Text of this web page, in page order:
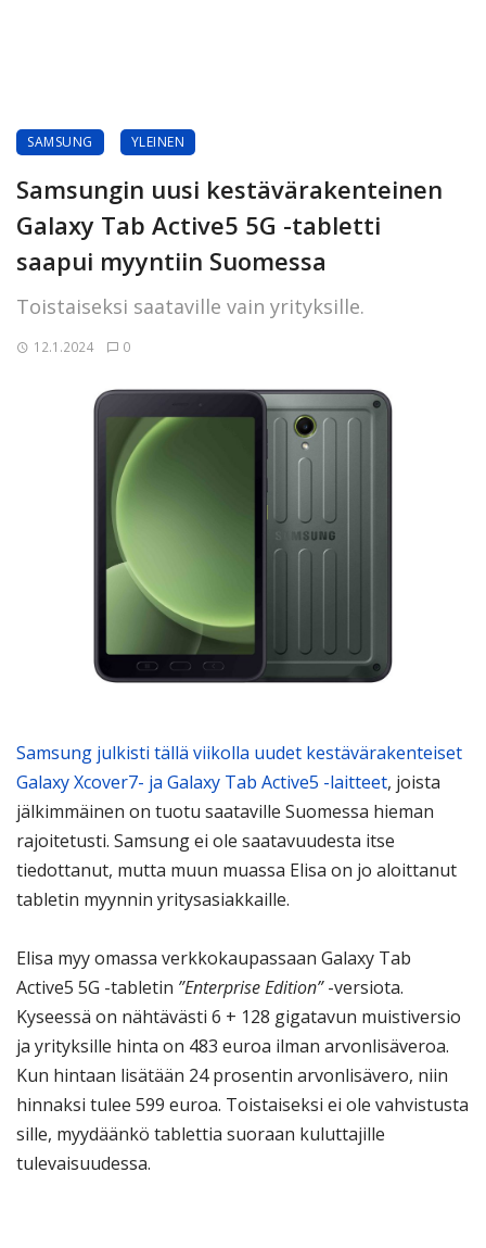
SAMSUNG YLEINEN
Samsungin uusi kestävärakenteinen
Galaxy Tab Active5 5G -tabletti
saapui myyntiin Suomessa
Toistaiseksi saataville vain yrityksille.
12.1.2024 0
Samsung julkisti tällä viikolla uudet kestävärakenteiset
Galaxy Xcover7- ja Galaxy Tab Active5 -laitteet, joista
jälkimmäinen on tuotu saataville Suomessa hieman
rajoitetusti. Samsung ei ole saatavuudesta itse
tiedottanut, mutta muun muassa Elisa on jo aloittanut
tabletin myynnin yritysasiakkaille.
Elisa myy omassa verkkokaupassaan Galaxy Tab
Active5 5G -tabletin ”Enterprise Edition”-versiota.
Kyseessä on nähtävästi 6 + 128 gigatavun muistiversio
ja yrityksille hinta on 483 euroa ilman arvonlisäveroa.
Kun hintaan lisätään 24 prosentin arvonlisävero, niin
hinnaksi tulee 599 euroa. Toistaiseksi ei ole vahvistusta
sille, myydäänkö tablettia suoraan kuluttajille
tulevaisuudessa.